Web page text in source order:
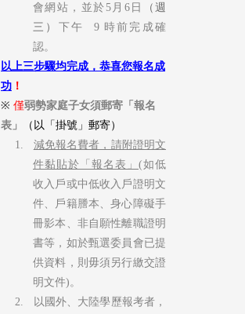
會網站，並於5月6日
（週
三） 下午 9 時前完成確
認。
以上三步驟均完成，恭喜您報名成
功 ！
※ 僅弱勢家庭子女須郵寄「報名
表」
（以「掛號」郵寄）
1. 減免報名費者，請附證明文
件黏貼於「報名表」 (如低
收入戶或中低收入戶證明文
件、戶籍謄本、身心障礙手
冊影本、非自願性離職證明
書等，如於甄選委員會已提
供資料，則毋須另行繳交證
明文件)。
2. 以國外、大陸學歷報考者，